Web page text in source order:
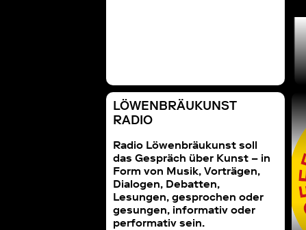
LÖWENBRÄUKUNST
RADIO
Radio Löwenbräukunst soll
das Gespräch über Kunst – in
Form von Musik, Vorträgen,
Dialogen, Debatten,
Lesungen, gesprochen oder
gesungen, informativ oder
performativ sein.